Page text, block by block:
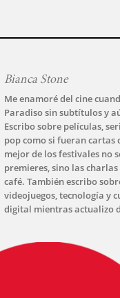
Bianca Stone
Me enamoré del cine
Paradiso sin subtítulos y
Escribo sobre películas,
pop como si fueran cartas
mejor de los festivales no
premieres, sino las
café. También escribo
videojuegos, tecnología y
digital mientras actualizo